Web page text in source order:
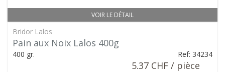
VOIR LE DÉTAIL
Bridor Lalos
Pain aux Noix Lalos 400g
400 gr. Ref: 34234
5.37 CHF / pièce